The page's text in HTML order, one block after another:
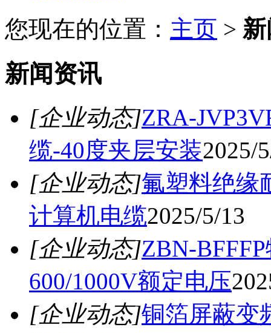
您现在的位置： 主页 >
新闻资讯
[企业动态]ZRA-
缆-40度夹层安装2025/
[企业动态]氟塑料绝缘
计算机电缆2025/5/13
[企业动态]ZBN-
600/1000V额定电压
[企业动态]铜箔屏蔽变